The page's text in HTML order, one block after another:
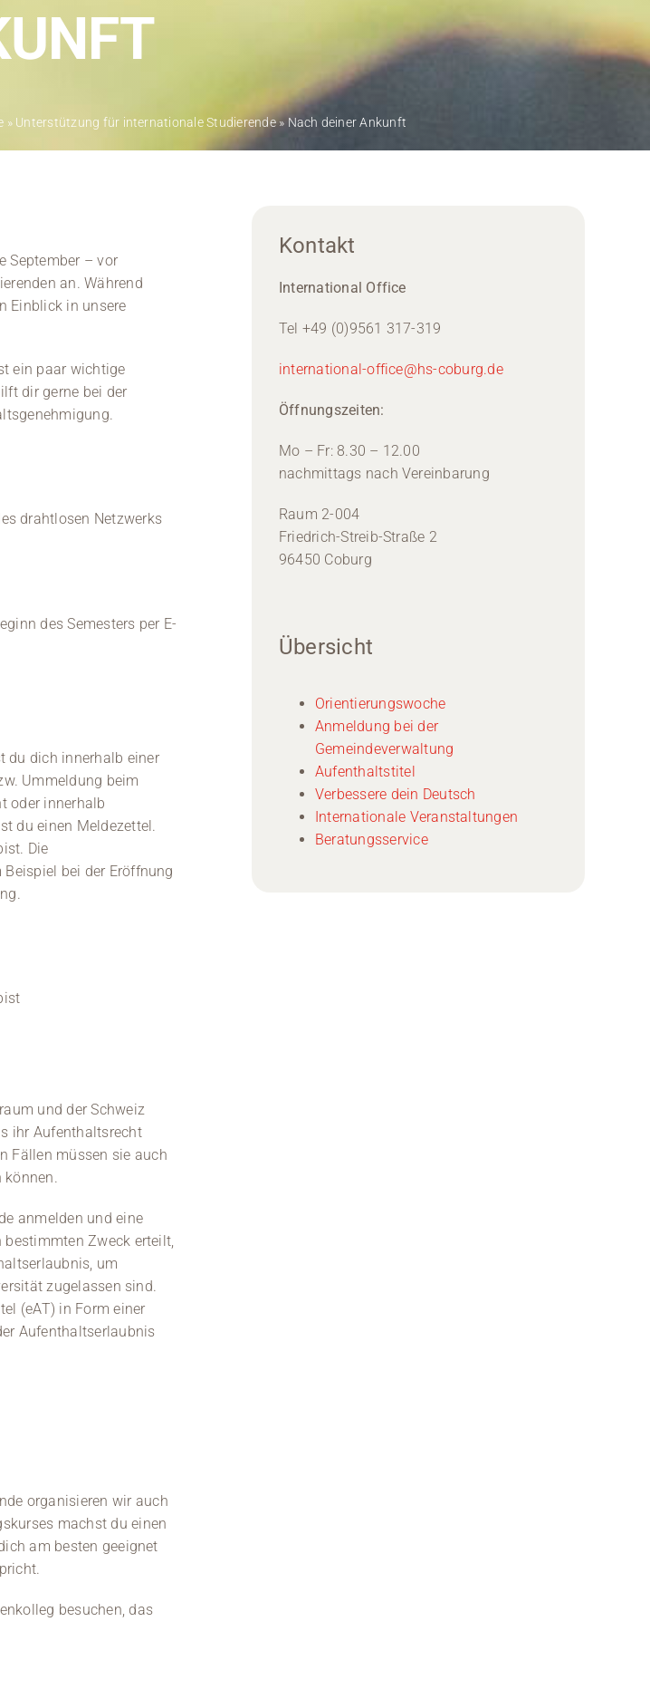
Medien
» Unterstützung für internationale Studierende» Nach deiner Ankunft
September – vor
an. Während
Einblick in unsere
ein paar wichtige
dir gerne bei der
drahtlosen Netzwerks
des Semesters per E-
du dich innerhalb einer
Ummeldung beim
oder innerhalb
du einen Meldezettel.
Die
bei der Eröffnung
und der Schweiz
ihr Aufenthaltsrecht
Fällen müssen sie auch
können.
anmelden und eine
Zweck erteilt,
um
zugelassen sind.
(eAT) in Form einer
Aufenthaltserlaubnis
organisieren wir auch
machst du einen
am besten geeignet
besuchen, das
Kontakt
International Office
Tel +49 (0)9561 317-319
international-office@hs-coburg.de
Öffnungszeiten:
Mo – Fr: 8.30 – 12.00
nachmittags nach Vereinbarung
Raum 2-004
Friedrich-Streib-Straße 2
96450 Coburg
Übersicht
Orientierungswoche
Anmeldung bei der
Gemeindeverwaltung
Aufenthaltstitel
Verbessere dein Deutsch
Internationale Veranstaltungen
Beratungsservice